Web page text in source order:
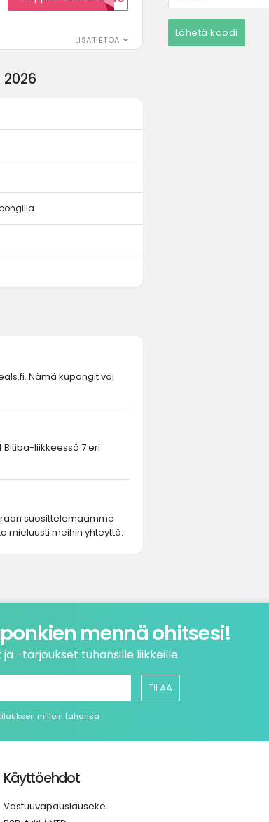
LISÄTIETOA
Lähetä koodi
Nämä kupongit voi
liikkeessä 7 eri
suosittelemaamme
mieluusti meihin yhteyttä.
mennä ohitsesi!
-tarjoukset tuhansille liikkeille
TILAA
milloin tahansa
Käyttöehdot
Vastuuvapauslauseke